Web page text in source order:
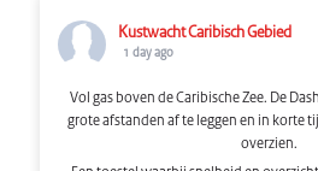
Kustwacht Caribisch Gebied
1 day ago
Vol gas boven de Caribische Zee. De
grote afstanden af te leggen en in korte
overzien.